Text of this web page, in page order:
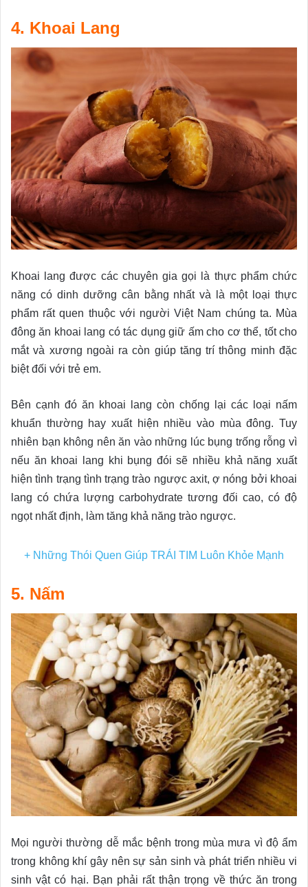
4. Khoai Lang
Khoai lang được các chuyên gia gọi là thực phẩm chức
năng có dinh dưỡng cân bằng nhất và là một loại thực
phẩm rất quen thuộc với người Việt Nam chúng ta. Mùa
đông ăn khoai lang có tác dụng giữ ấm cho cơ thể, tốt cho
mắt và xương ngoài ra còn giúp tăng trí thông minh đặc
biệt đối với trẻ em.
Bên cạnh đó ăn khoai lang còn chống lại các loại nấm
khuẩn thường hay xuất hiện nhiều vào mùa đông. Tuy
nhiên bạn không nên ăn vào những lúc bụng trống rỗng vì
nếu ăn khoai lang khi bụng đói sẽ nhiều khả năng xuất
hiện tình trạng tình trạng trào ngược axit, ợ nóng bởi khoai
lang có chứa lượng carbohydrate tương đối cao, có độ
ngọt nhất định, làm tăng khả năng trào ngược.
+ Những Thói Quen Giúp TRÁI TIM Luôn Khỏe Mạnh
5. Nấm
Mọi người thường dễ mắc bệnh trong mùa mưa vì độ ẩm
trong không khí gây nên sự sản sinh và phát triển nhiều vi
sinh vật có hại. Bạn phải rất thận trọng về thức ăn trong